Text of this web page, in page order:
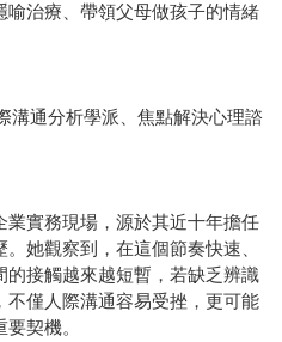
治療、帶領父母做孩子的情緒
溝通分析學派、焦點解決心理諮
實務現場，源於其近十年擔任
她觀察到，在這個節奏快速、
接觸越來越短暫，若缺乏辨識
僅人際溝通容易受挫，更可能
契機。